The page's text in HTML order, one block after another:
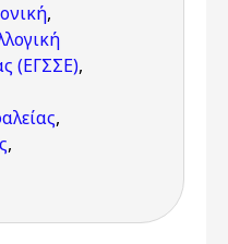
,
(ΕΓΣΣΕ),
,
,